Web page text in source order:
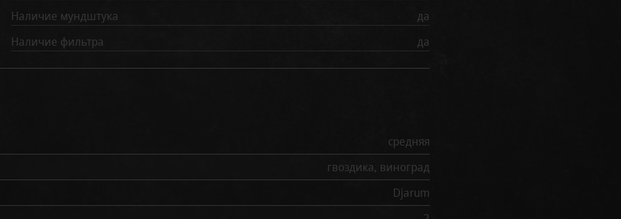
Наличие мундштука
да
Наличие фильтра
да
средняя
гвоздика, виноград
Djarum